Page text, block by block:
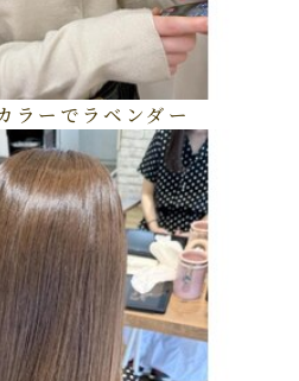
ラーでラベンダー